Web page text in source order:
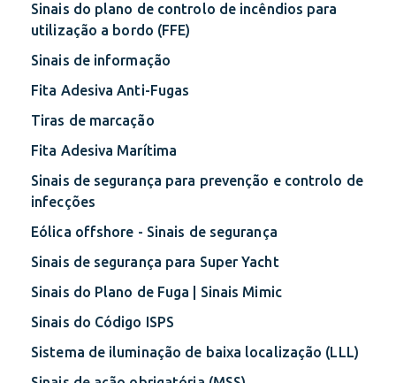
Sinais do plano de controlo de incêndios para
utilização a bordo (FFE)
Sinais de informação
Fita Adesiva Anti-Fugas
Tiras de marcação
Fita Adesiva Marítima
Sinais de segurança para prevenção e controlo de
infecções
Eólica offshore - Sinais de segurança
Sinais de segurança para Super Yacht
Sinais do Plano de Fuga | Sinais Mimic
Sinais do Código ISPS
Sistema de iluminação de baixa localização (LLL)